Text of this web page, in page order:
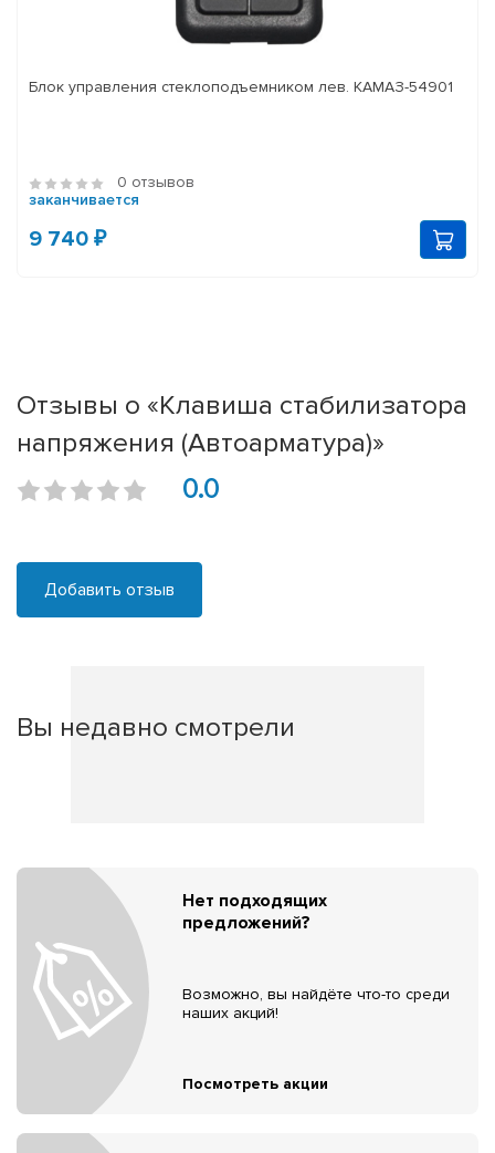
Блок управления стеклоподъемником лев. КАМАЗ-54901
0 отзывов
заканчивается
9 740 ₽
Отзывы о «Клавиша стабилизатора
напряжения (Автоарматура)»
0.0
Добавить отзыв
Вы недавно смотрели
Нет подходящих
предложений?
Возможно, вы найдёте что-то среди
наших акций!
Посмотреть акции